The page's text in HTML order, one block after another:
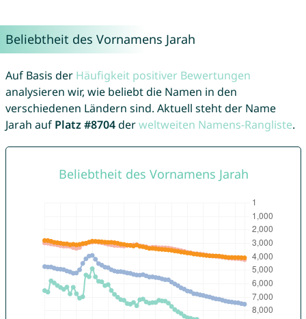
Beliebtheit des Vornamens Jarah
Auf Basis der Häufigkeit positiver Bewertungen
analysieren wir, wie beliebt die Namen in den
verschiedenen Ländern sind. Aktuell steht der Name
Jarah auf Platz #8704derweltweiten Namens-Rangliste.